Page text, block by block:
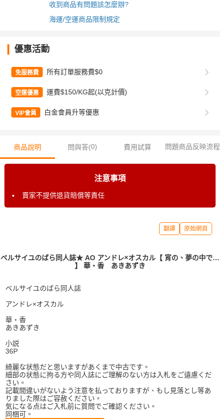
收到商品有問題該怎麼辦?
海運/空運商品限制規定
優惠活動
免服務費 所有訂單服務費$0
空運優惠 運費$150/KG起(以克計價)
VIP會員 白金會員升等優惠
商品說明 問與答(0) 費用試算 問題商品反映流程
注意事項
賣家不提供退貨賠償等責任
翻譯 原始網頁
ベルサイユのばら同人誌★ AO アンドレ×オスカル【 宵の、夢の中で…
】 華・香 あきあずき
ベルサイユのばら同人誌
アンドレ×オスカル
華・香
あきあずき
小説
36P
綺麗な状態だと思いますがあくまで中古です。
細部の状態に拘る方や同人誌にご理解のない方は入札をご遠慮くだ
さい。
記載間違いがないよう注意を払っておりますが、もし見落とし等あ
りました際はご容赦ください。
気になる点はご入札前に質問でご確認ください。
同梱可。